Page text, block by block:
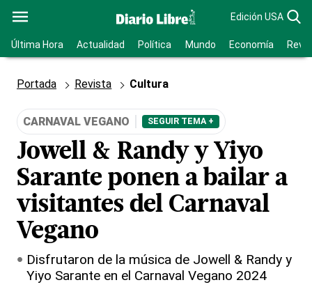
Edición USA
Última Hora Actualidad Política Mundo Economía
Portada Revista Cultura
CARNAVAL VEGANO SEGUIR TEMA +
Jowell & Randy y Yiyo
Sarante ponen a bailar a
visitantes del Carnaval
Vegano
Disfrutaron de la música de Jowell & Randy y
Yiyo Sarante en el Carnaval Vegano 2024